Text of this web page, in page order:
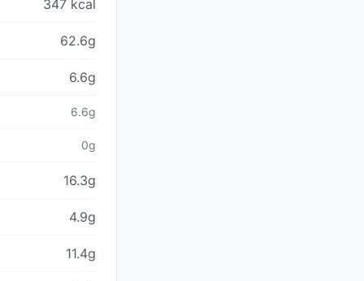
347 kcal
62.6g
6.6g
6.6g
0g
16.3g
4.9g
11.4g